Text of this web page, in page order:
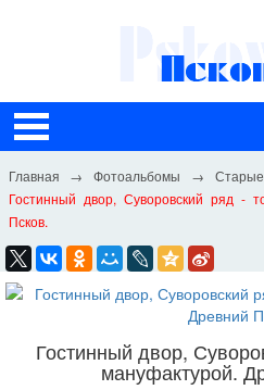
Фотоальбомы
Гостинный двор, Суворовский ряд -
Псков.
Гостинный двор,
мануфактурой.